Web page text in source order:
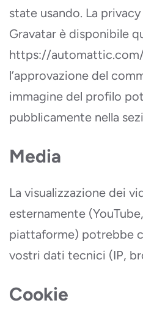
state usando. La
Gravatar è disponibile
https://
l’approvazione del
immagine del profilo
pubblicamente nella
Media
La visualizzazione dei
esternamente
piattaforme) potrebbe
vostri dati tecnici (IP,
Cookie